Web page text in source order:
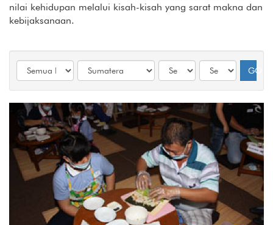
nilai kehidupan melalui kisah-kisah yang sarat makna dan
kebijaksanaan.
GO